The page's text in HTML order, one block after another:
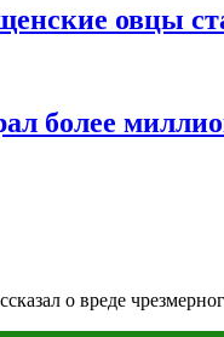
овцы
более
о вреде